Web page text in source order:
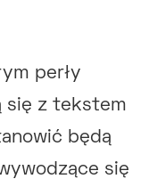
perły
się z tekstem
będą
się